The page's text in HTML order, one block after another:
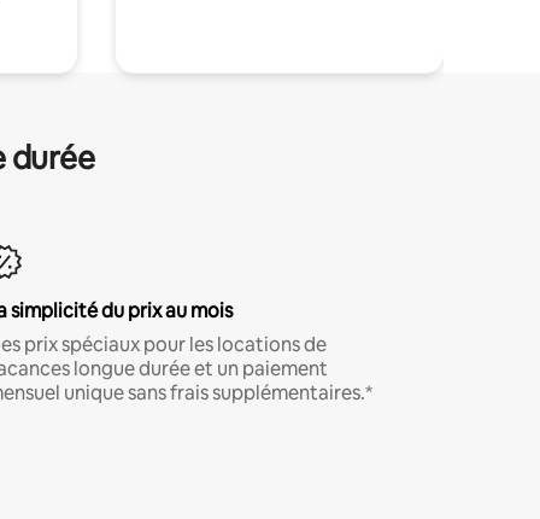
durée
simplicité du prix au mois
prix spéciaux pour les locations de
longue durée et un paiement
unique sans frais supplémentaires.*